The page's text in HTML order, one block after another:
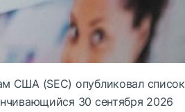
США (SEC) опубликовал список
30 сентября 2026